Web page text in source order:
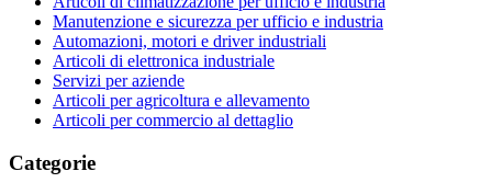
Manutenzione e sicurezza per ufficio e industria
Automazioni, motori e driver industriali
Articoli di elettronica industriale
Servizi per aziende
Articoli per agricoltura e allevamento
Articoli per commercio al dettaglio
Categorie